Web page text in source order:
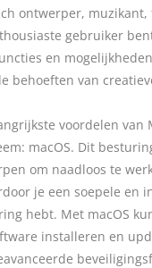
ontwerper,
gebruiker
en
behoeften van
voordelen van
macOS. Dit
om naadloos te
je een soepele en
hebt. Met macOS
installeren en